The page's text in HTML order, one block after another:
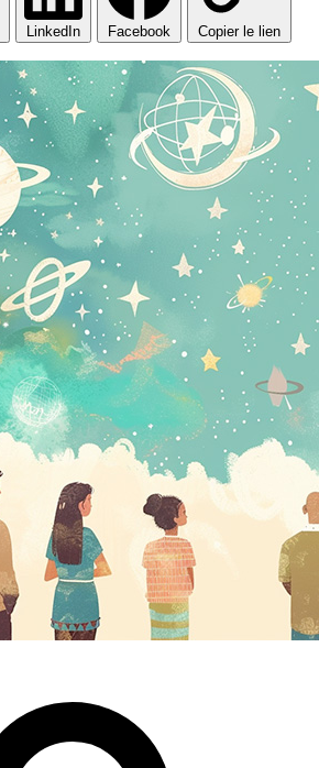
LinkedIn Facebook Copier le lien